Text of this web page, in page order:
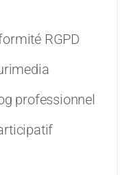
RGPD
professionnel